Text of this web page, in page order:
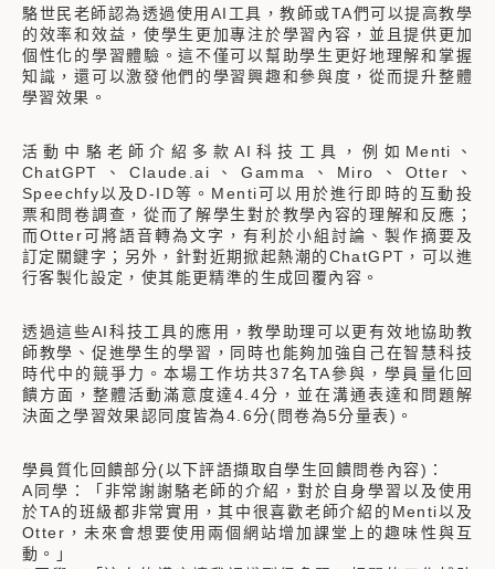
駱世民老師認為透過使用AI工具，教師或TA們可以提高教學
的效率和效益，使學生更加專注於學習內容，並且提供更加
個性化的學習體驗。這不僅可以幫助學生更好地理解和掌握
知識，還可以激發他們的學習興趣和參與度，從而提升整體
學習效果。
活動中駱老師介紹多款AI科技工具，例如Menti、
ChatGPT、Claude.ai、Gamma、Miro、Otter、
Speechfy以及D-ID等。Menti可以用於進行即時的互動投
票和問卷調查，從而了解學生對於教學內容的理解和反應；
而Otter可將語音轉為文字，有利於小組討論、製作摘要及
訂定關鍵字；另外，針對近期掀起熱潮的ChatGPT，可以進
行客製化設定，使其能更精準的生成回覆內容。
透過這些AI科技工具的應用，教學助理可以更有效地協助教
師教學、促進學生的學習，同時也能夠加強自己在智慧科技
時代中的競爭力。本場工作坊共37名TA參與，學員量化回
饋方面，整體活動滿意度達4.4分，並在溝通表達和問題解
決面之學習效果認同度皆為4.6分(問卷為5分量表)。
學員質化回饋部分(以下評語擷取自學生回饋問卷內容)：
A同學：「非常謝謝駱老師的介紹，對於自身學習以及使用
於TA的班級都非常實用，其中很喜歡老師介紹的Menti以及
Otter，未來會想要使用兩個網站增加課堂上的趣味性與互
動。」